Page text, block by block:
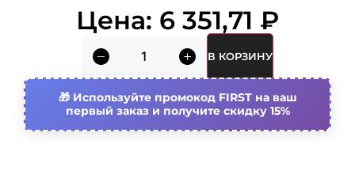
Высота кабельного лотка
Ширина кабельного лотка
Материал Сталь
Цена: 6 351,71 ₽
В КОРЗИНУ
Используйте промокод FIRST на ваш
первый заказ и получите скидку 15%